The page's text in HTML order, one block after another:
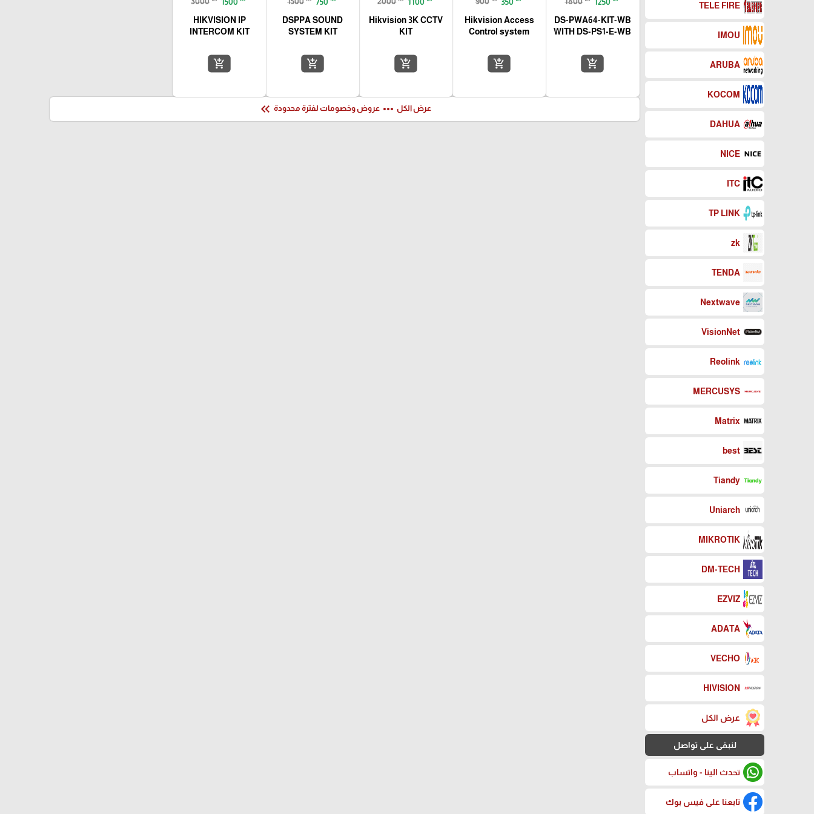
TELE FIRE
IMOU
ARUBA
KOCOM
DAHUA
NICE
ITC
TP LINK
zk
TENDA
Nextwave
VisionNet
Reolink
MERCUSYS
Matrix
best
Tiandy
Uniarch
MIKROTIK
DM-TECH
EZVIZ
ADATA
VECHO
HIVISION
عرض الكل
لنبقى على تواصل
تحدث الينا - واتساب
تابعنا على فيس بوك
DS-PWA64-KIT-WB
WITH DS-PS1-E-WB
add_shopping_cart
Hikvision Access
Control system
add_shopping_cart
Hikvision 3K CCTV
KIT
add_shopping_cart
DSPPA SOUND
SYSTEM KIT
add_shopping_cart
HIKVISION IP
INTERCOM KIT
add_shopping_cart
عرض الكل more_horiz عروض وخصومات لفترة محدودة keyboard_double_arrow_left